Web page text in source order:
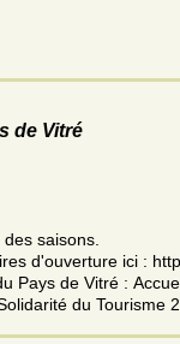
de Vitré
saisons.
d'ouverture ici :
Pays de Vitré :
du Tourisme